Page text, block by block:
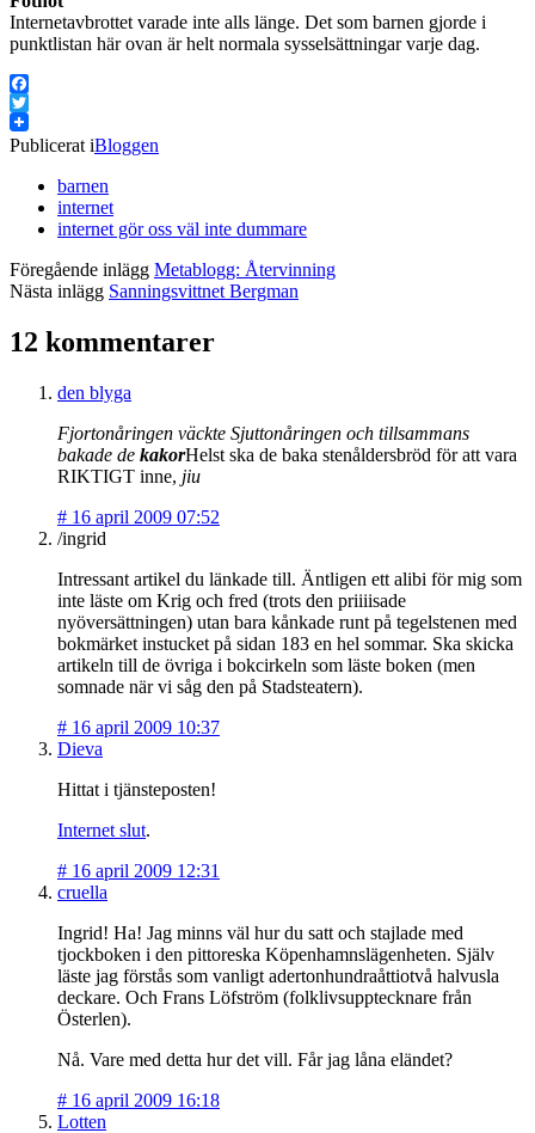
Internetavbrottet varade inte alls länge. Det som barnen gjorde i
punktlistan här ovan är helt normala sysselsättningar varje dag.
Facebook
Twitter
Publicerat iBloggen
barnen
internet
internet gör oss väl inte dummare
Föregående inlägg Metablogg: Återvinning
Nästa inlägg Sanningsvittnet Bergman
12 kommentarer
den blyga
Fjortonåringen väckte Sjuttonåringen och tillsammans
bakade de kakorHelst ska de baka stenåldersbröd för att vara
RIKTIGT inne, jiu
# 16 april 2009 07:52
/ingrid
Intressant artikel du länkade till. Äntligen ett alibi för mig som
inte läste om Krig och fred (trots den priiiisade
nyöversättningen) utan bara kånkade runt på tegelstenen med
bokmärket instucket på sidan 183 en hel sommar. Ska skicka
artikeln till de övriga i bokcirkeln som läste boken (men
somnade när vi såg den på Stadsteatern).
# 16 april 2009 10:37
Dieva
Hittat i tjänsteposten!
Internet slut.
# 16 april 2009 12:31
cruella
Ingrid! Ha! Jag minns väl hur du satt och stajlade med
tjockboken i den pittoreska Köpenhamnslägenheten. Själv
läste jag förstås som vanligt adertonhundraåttiotvå halvusla
deckare. Och Frans Löfström (folklivsupptecknare från
Österlen).
Nå. Vare med detta hur det vill. Får jag låna eländet?
# 16 april 2009 16:18
Lotten